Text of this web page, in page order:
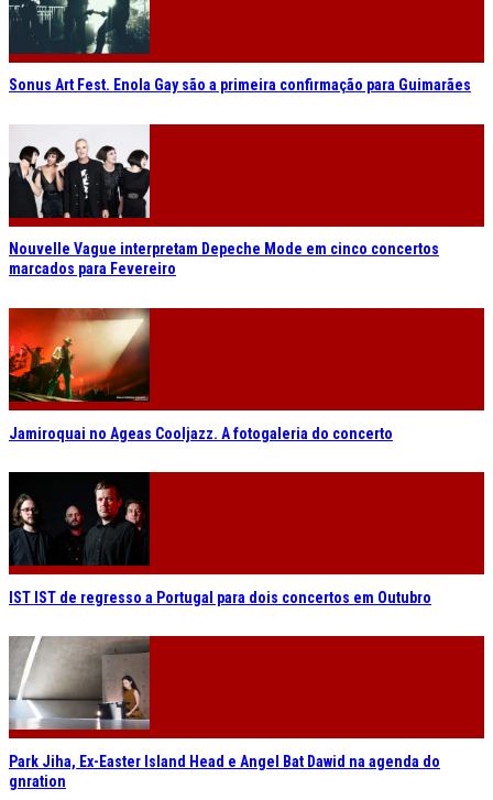
Sonus Art Fest. Enola Gay são a primeira confirmação para Guimarães
Nouvelle Vague interpretam Depeche Mode em cinco concertos
marcados para Fevereiro
Jamiroquai no Ageas Cooljazz. A fotogaleria do concerto
IST IST de regresso a Portugal para dois concertos em Outubro
Park Jiha, Ex-Easter Island Head e Angel Bat Dawid na agenda do
gnration